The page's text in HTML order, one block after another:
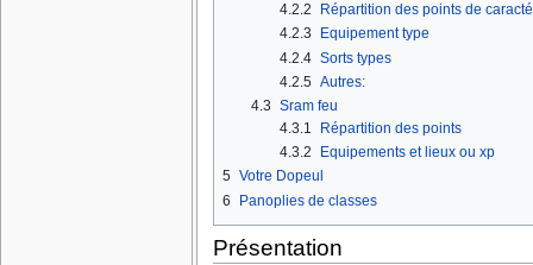
4.2.2
Répartition des points de
4.2.3
Equipement type
4.2.4 Sorts types
4.2.5 Autres:
4.3 Sram feu
4.3.1
Répartition des points
4.3.2
Equipements et lieux ou xp
5 Votre Dopeul
6
Panoplies de classes
Présentation